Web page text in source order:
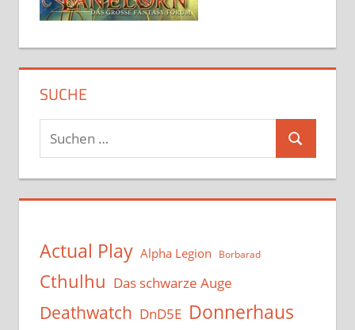
SUCHE
Suchen
nach:
Suchen
Actual Play Alpha Legion Borbarad
Cthulhu Das schwarze Auge
Deathwatch DnD5E Donnerhaus